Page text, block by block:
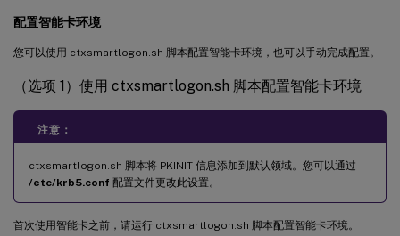
配置智能卡环境
您可以使用 ctxsmartlogon.sh 脚本配置智能卡环境，也可以手动完成配置。
（选项 1）使用 ctxsmartlogon.sh 脚本配置智能卡环境
注意：
ctxsmartlogon.sh 脚本将 PKINIT 信息添加到默认领域。您可以通过
/etc/krb5.conf 配置文件更改此设置。
首次使用智能卡之前，请运行 ctxsmartlogon.sh 脚本配置智能卡环境。